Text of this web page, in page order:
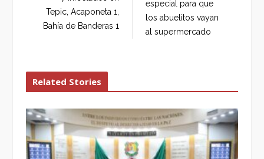
o
k
r
+
I
n
Tepic, Acaponeta 1,
Bahía de Banderas 1
especial para que
los abuelitos vayan
al supermercado
Related Stories